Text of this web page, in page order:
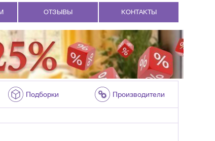
ОТЗЫВЫ КОНТАКТЫ
Подборки Производители